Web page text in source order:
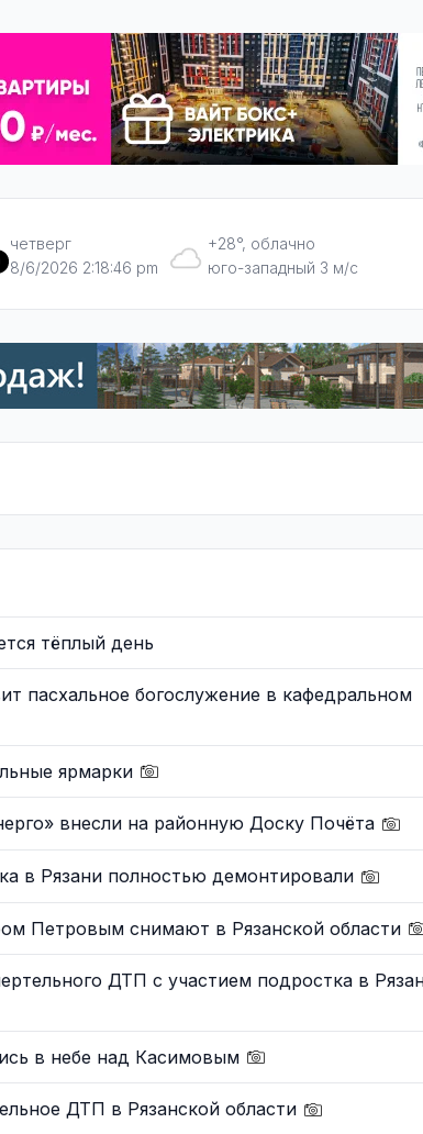
четверг
8/6/2026 2:18:47 pm
+28°, облачно
юго-западный 3 м/с
тёплый день
пасхальное богослужение в кафедральном
ярмарки
внесли на районную Доску Почёта
в Рязани полностью демонтировали
Петровым снимают в Рязанской области
ДТП с участием подростка в
в небе над Касимовым
ДТП в Рязанской области